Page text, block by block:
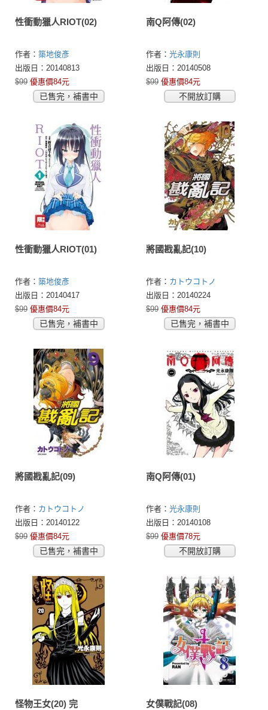
性衝動獵人RIOT(02)
作者： 築地俊彥
出版日：20140813
$99 優惠價84元
已售完，補書中
南Q阿傳(02)
作者： 光永康則
出版日：20140508
$99 優惠價84元
不開放訂購
性衝動獵人RIOT(01)
作者： 築地俊彥
出版日：20140417
$99 優惠價84元
已售完，補書中
將國戡亂記(10)
作者： カトウコトノ
(KATOUKOTONO)
出版日：20140224
$99 優惠價84元
已售完，補書中
將國戡亂記(09)
作者： カトウコトノ
(KATOUKOTONO)
出版日：20140122
$99 優惠價84元
已售完，補書中
南Q阿傳(01)
作者： 光永康則
出版日：20140108
$99 優惠價78元
不開放訂購
怪物王女(20) 完 女僕戰記(08)